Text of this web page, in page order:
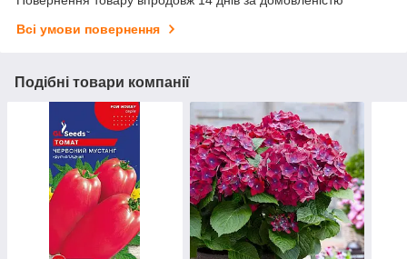
Всі умови повернення
Подібні товари компанії